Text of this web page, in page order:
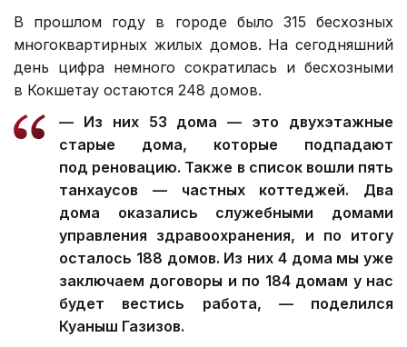
В прошлом году в городе было 315 бесхозных
многоквартирных жилых домов. На сегодняшний
день цифра немного сократилась и бесхозными
в Кокшетау остаются 248 домов.
— Из них 53 дома — это двухэтажные
старые дома, которые подпадают
под реновацию. Также в список вошли пять
танхаусов — частных коттеджей. Два
дома оказались служебными домами
управления здравоохранения, и по итогу
осталось 188 домов. Из них 4 дома мы уже
заключаем договоры и по 184 домам у нас
будет вестись работа, — поделился
Куаныш Газизов.